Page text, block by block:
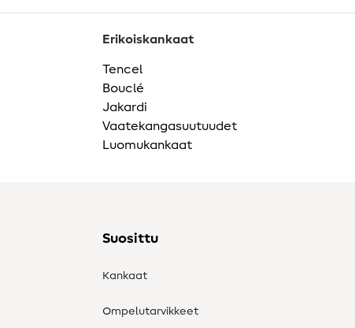
Erikoiskankaat
Tencel
Bouclé
Jakardi
Vaatekangasuutuudet
Luomukankaat
Suosittu
Kankaat
Ompelutarvikkeet